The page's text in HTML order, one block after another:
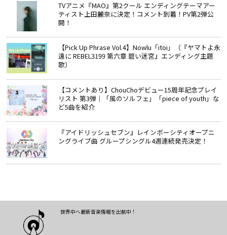
TVアニメ『MAO』第2クール エンディングテーマアー
ティスト上田麗奈に決定！コメント到着！PV第2弾公
開！
【Pick Up Phrase Vol.4】Nowlu「itoi」（『ヤマトよ永
遠に REBEL3199 第六章 碧い迷宮』エンディング主題
歌）
【コメントあり】ChouChoデビュー15周年記念プレイ
リスト 第3弾｜「風のソルフェ」「piece of youth」な
ど5曲を紹介
『アイドリッシュセブン』レインボーシティオープニ
ングライブ曲 グループシングル4週連続発売決定！
世界中へ最新音楽情報を出航中！